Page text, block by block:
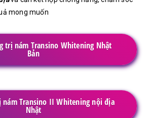
mong muốn
trị nám Transino Whitening Nhật
Bản
nám Transino II Whitening nội địa
Nhật